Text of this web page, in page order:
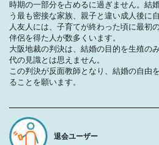
時期の一部分を占めるに過ぎません。結
う最も密接な家族、親子と違い成人後に
人友人には、子育てが終わった頃に最初
伴侶を得た人が数多くいます。
大阪地裁の判決は、結婚の目的を生殖の
代の見識とは思えません。
この判決が反面教師となり、結婚の自由
ることを願います。
退会ユーザー